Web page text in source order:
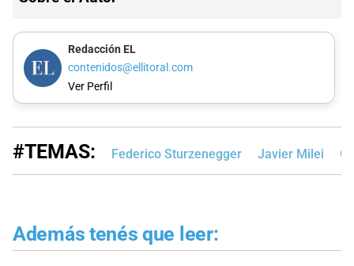
Redacción EL
contenidos@ellitoral.com
Ver Perfil
#TEMAS: Federico Sturzenegger Javier Milei
Además tenés que leer: